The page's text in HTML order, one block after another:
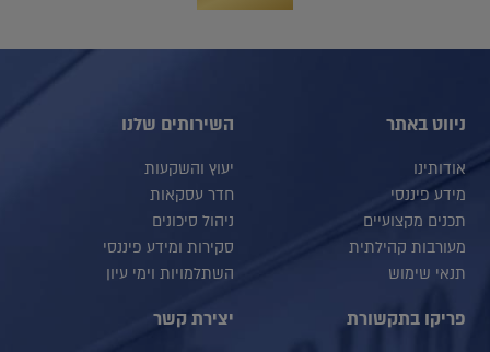
ניווט באתר
אודותינו
מידע פיננסי
תכנים מקצועיים
מעורבות קהילתית
תנאי שימוש
השירותים שלנו
יעוץ והשקעות
חדר עסקאות
ניהול סיכונים
סקירות ומידע פיננסי
השתלמויות וימי עיון
פריקו בתקשורת יצירת קשר